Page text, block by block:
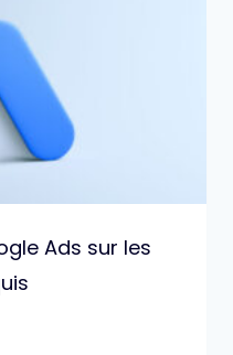
Ads sur les